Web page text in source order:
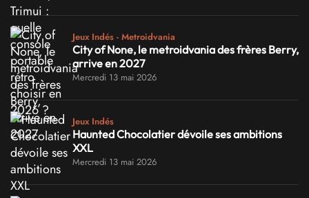
Jeux Indés - Metroidvania
City of None, le metroidvania des frères Berry,
arrive en 2027
Mercredi 13 mai 2026
Jeux Indés
Haunted Chocolatier dévoile ses ambitions
XXL
Mercredi 13 mai 2026